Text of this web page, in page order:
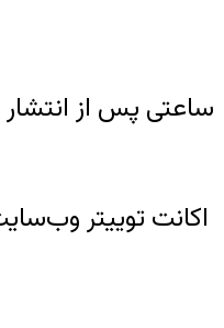
ساعتی پس از انتشار
اکانت توییتر